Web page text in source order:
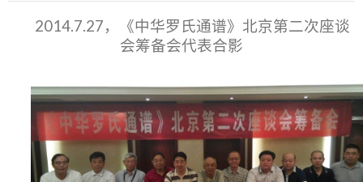
2014.7.27，《中华罗氏通谱》北京第二次座谈
会筹备会代表合影